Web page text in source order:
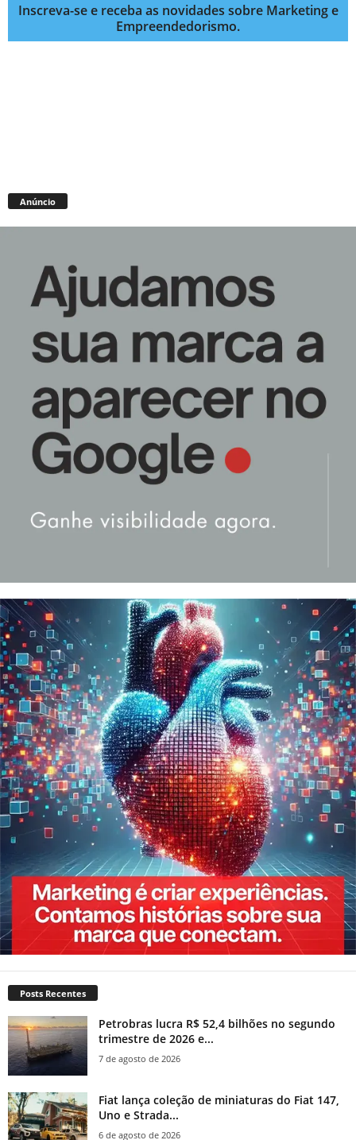
Inscreva-se e receba as novidades sobre Marketing e
Empreendedorismo.
Anúncio
Posts Recentes
Petrobras lucra R$ 52,4 bilhões no segundo
trimestre de 2026 e...
7 de agosto de 2026
Fiat lança coleção de miniaturas do Fiat 147,
Uno e Strada...
6 de agosto de 2026